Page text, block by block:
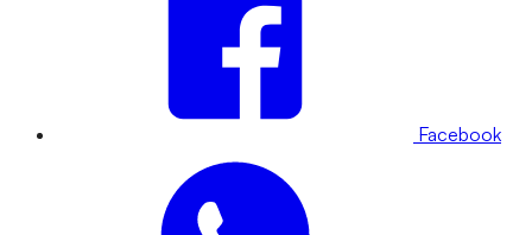
Facebook